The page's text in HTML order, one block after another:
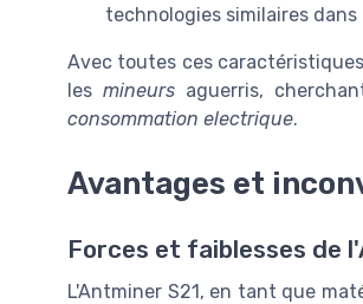
technologies similaires
Avec toutes ces
lesmineurs aguerris,
consommation electrique.
Avantages et
Forces et faiblesses de
L'Antminer S21, en tant que